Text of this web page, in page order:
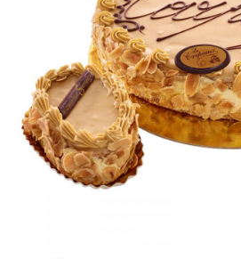
Carpeaux
Petits gâteaux